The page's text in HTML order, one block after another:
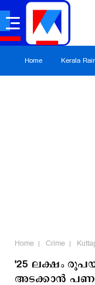
Home Kerala
Home Crime
'25 ലക്ഷം
അടക്കാന്‍